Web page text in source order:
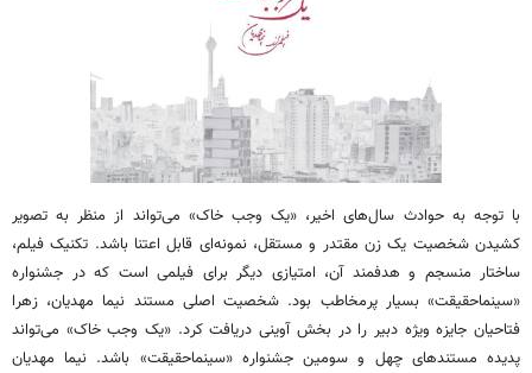
با توجه به حوادث سال‌های اخیر، «یک وجب خاک» می‌تواند از منظر به تصویر
کشیدن شخصیت یک زن مقتدر و مستقل، نمونه‌ای قابل اعتنا باشد. تکنیک فیلم،
ساختار منسجم و هدفمند آن، امتیازی دیگر برای فیلمی است که در جشنواره
«سینماحقیقت» بسیار پرمخاطب بود. شخصیت اصلی مستند نیما مهدیان، زهرا
فتاحیان جایزه ویژه دبیر را در بخش آوینی دریافت کرد. «یک وجب خاک» می‌تواند
پدیده مستندهای چهل و سومین جشنواره «سینماحقیقت» باشد. نیما مهدیان